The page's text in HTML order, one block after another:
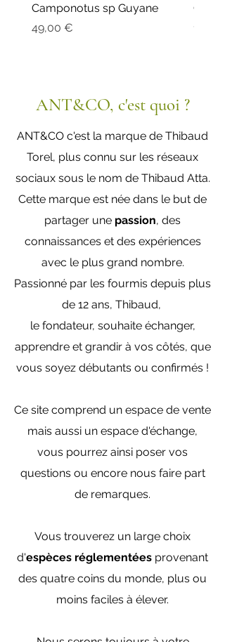
Camponotus sp Guyane
Prix
49,00 €
Prix
19,00
ANT&CO, c'est quoi ?
ANT&CO c'est la marque de Thibaud
Torel, plus connu sur les réseaux
sociaux sous le nom de Thibaud Atta.
Cette marque est née dans le but de
partager une passion, des
connaissances et des expériences
avec le plus grand nombre.
Passionné par les fourmis depuis plus
de 12 ans, Thibaud,
le fondateur, souhaite échanger,
apprendre et grandir à vos côtés, que
vous soyez débutants ou confirmés !
Ce site comprend un espace de vente
mais aussi un espace d'échange,
vous pourrez ainsi poser vos
questions ou encore nous faire part
de remarques.
Vous trouverez un large choix
d'espèces réglementées provenant
des quatre coins du monde, plus ou
moins faciles à élever.